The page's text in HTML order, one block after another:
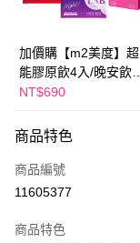
街口支付
悠遊付
大哥付你分期
相關說明
1.本服務由台灣大哥大
流程，驗證手機門號後
成交易。
消。如遇「轉專審核」
AFTEE先享後付
【關於「AFTEE先享後
AFTEE先享後付是「在
１．簡單：不需註冊會
ATM付款
運送方式
加價購【m2美度】超
能膠原飲4入/晚安飲4
入/水光飲4入/新生飲4
NT$690
商品特色
商品編號
11605377
商品特色